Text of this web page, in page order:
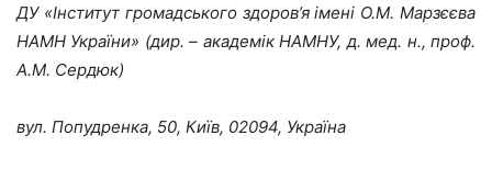
ДУ «Інститут громадського здоров’я імені О.М. Марзєєва
НАМН України» (дир. – академік НАМНУ, д. мед. н., проф.
А.М. Сердюк)
вул. Попудренка, 50, Київ, 02094, Україна